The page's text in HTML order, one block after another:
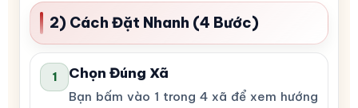
2) Cách Đặt Nhanh (4 Bước)
1 Chọn Đúng Xã
Bạn bấm vào 1 trong 4 xã để xem hướng